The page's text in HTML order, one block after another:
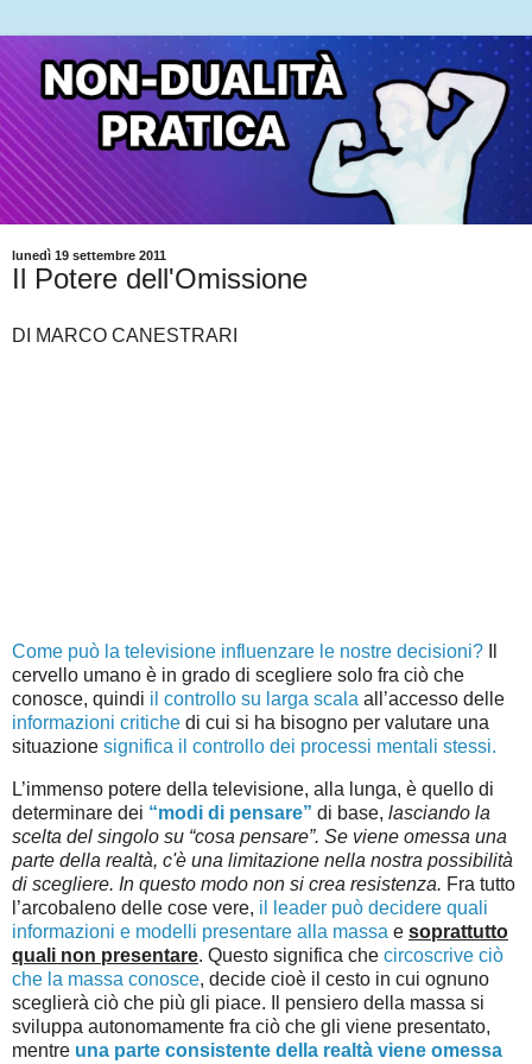
lunedì 19 settembre 2011
Il Potere dell'Omissione
DI MARCO CANESTRARI
Come può la televisione influenzare le nostre decisioni?
cervello umano è in grado di scegliere solo fra ciò che
conosce, quindi il controllo su larga scala all’accesso delle
informazioni critiche di cui si ha bisogno per valutare una
situazione significa il controllo dei processi mentali stessi.
L’immenso potere della televisione, alla lunga, è quello di
determinare dei “modi di pensare” di base, lasciando la
scelta del singolo su “cosa pensare”. Se viene omessa una
parte della realtà, c'è una limitazione nella nostra possibilità
di scegliere. In questo modo non si crea resistenza. Fra tutto
l’arcobaleno delle cose vere, il leader può decidere quali
informazioni e modelli presentare alla massa e soprattutto
quali non presentare. Questo significa che circoscrive ciò
che la massa conosce, decide cioè il cesto in cui ognuno
sceglierà ciò che più gli piace. Il pensiero della massa si
sviluppa autonomamente fra ciò che gli viene presentato,
mentre una parte consistente della realtà viene omessa